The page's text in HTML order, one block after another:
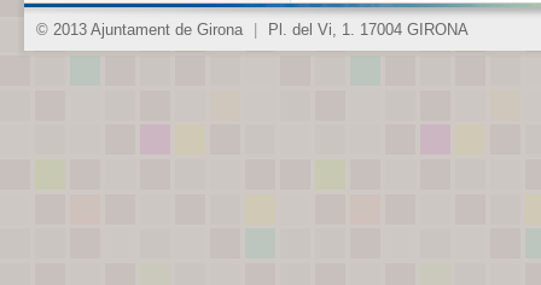
© 2013 Ajuntament de Girona Pl. del Vi, 1. 17004 GIRONA